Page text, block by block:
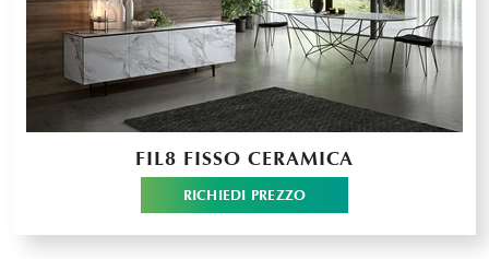
FIL8 FISSO CERAMICA
RICHIEDI PREZZO